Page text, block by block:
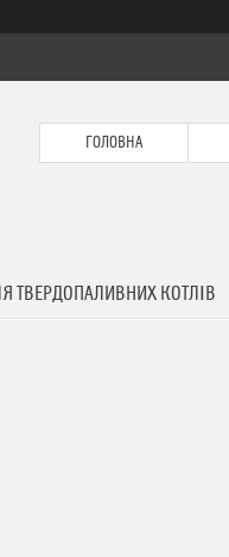
ГОЛОВНА
ТВЕРДОПАЛИВНИХ КОТЛІВ